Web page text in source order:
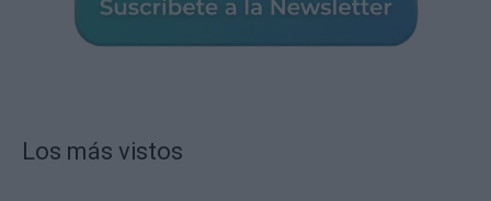
Los más vistos